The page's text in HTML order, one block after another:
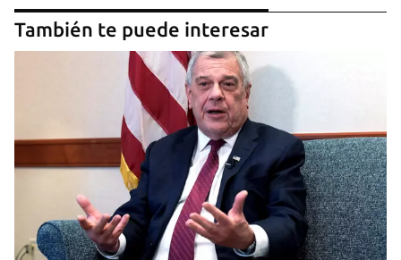
También te puede interesar